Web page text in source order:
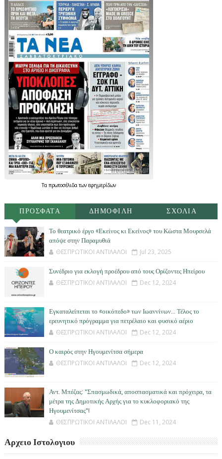
Τα πρωτοσέλιδατων εφημερίδων
ΠΡΟΣΦΑΤΑ ΔΗΜΟΦΙΛΗ ΣΧΟΛΙΑ
Το θεατρικό έργο «Εκείνος κι Εκείνος» του Κώστα Μουρσελά
απόψε στην Παραμυθιά
ΘΕΣΠΡΩΤΙΚΟΙ ΑΝΤΙΛΑΛΟΙ Jul 23, 2025
Συνέδριο για εκλογή προέδρου από τους Ορίζοντες Ηπείρου
ΘΕΣΠΡΩΤΙΚΟΙ ΑΝΤΙΛΑΛΟΙ Dec 12, 2024
Εγκαταλείπεται το «οικόπεδο» των Ιωαννίνων… Τέλος το
ερευνητικό πρόγραμμα για πετρέλαιο και φυσικό αέριο
ΘΕΣΠΡΩΤΙΚΟΙ ΑΝΤΙΛΑΛΟΙ Dec 12, 2024
Ο καιρός στην Ηγουμενίτσα σήμερα
ΘΕΣΠΡΩΤΙΚΟΙ ΑΝΤΙΛΑΛΟΙ Dec 12, 2024
Αντ. Μπέζας: "Σπασμωδικά, αποσπασματικά και πρόχειρα, τα
μέτρα της Δημοτικής Αρχής για το κυκλοφοριακό της
Ηγουμενίτσας"!
ΘΕΣΠΡΩΤΙΚΟΙ ΑΝΤΙΛΑΛΟΙ Dec 11, 2024
Αρχειο Ιστολογιου